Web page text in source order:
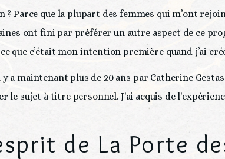
Parce que la plupart des femmes qui m’ont
ont fini par préférer un autre aspect de ce
que c’était mon intention première quand j’ai
a maintenant plus de 20 ans par Catherine
le sujet à titre personnel. J'ai acquis de
de La Porte